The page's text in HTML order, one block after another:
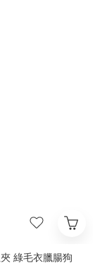
綠毛衣臘腸狗